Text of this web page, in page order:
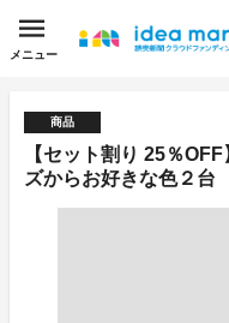
メニュー
商品
【セット割り 25％
ズからお好きな色２台